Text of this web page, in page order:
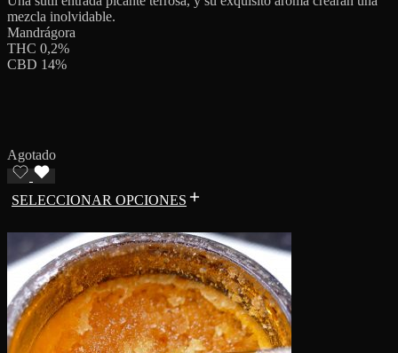
mezcla inolvidable.
Mandrágora
THC 0,2%
CBD 14%
Agotado
SELECCIONAR OPCIONES